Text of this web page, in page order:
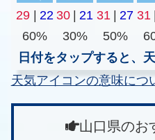
29 22 30 21 31 27 31
60%
30% 50%
日付をタップすると、
天気アイコンの意味につ
山口県のお